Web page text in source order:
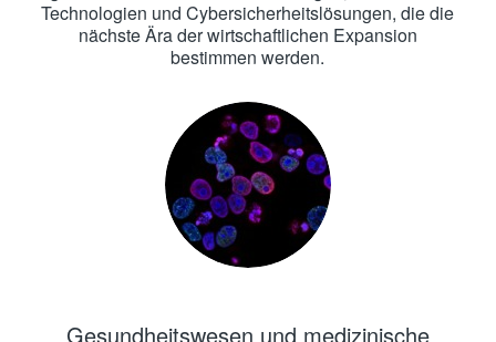
Technologien und Cybersicherheitslösungen, die die
nächste Ära der wirtschaftlichen Expansion
bestimmen werden.
Gesundheitswesen und medizinische